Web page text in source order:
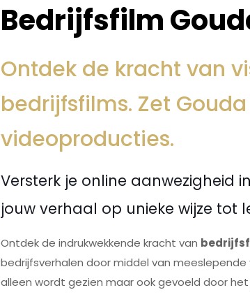
Bedrijfsfilm
Ontdek de kracht van
bedrijfsfilms. Zet
videoproducties.
Versterk je online aanwezigheid
jouw verhaal op unieke wijze tot
Ontdek de indrukwekkende kracht van
bedrijfsverhalen door middel van
alleen wordt gezien maar ook gevoeld door het